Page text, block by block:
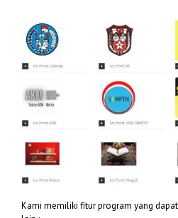
Kami memiliki fitur program yang